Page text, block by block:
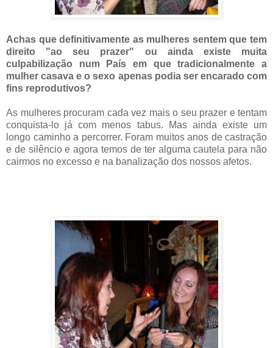
Achas que definitivamente as mulheres sentem que tem
direito "ao seu prazer" ou ainda existe muita
culpabilização num País em que tradicionalmente a
mulher casava e o sexo apenas podia ser encarado com
fins reprodutivos?
As mulheres procuram cada vez mais o seu prazer e tentam
conquista-lo já com menos tabus. Mas ainda existe um
longo caminho a percorrer. Foram muitos anos de castração
e de silêncio e agora temos de ter alguma cautela para não
cairmos no excesso e na banalização dos nossos afetos.